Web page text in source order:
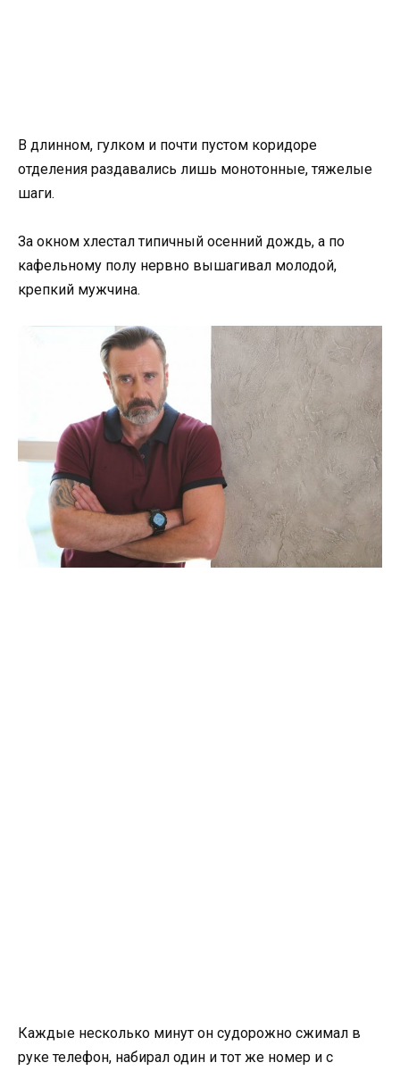
В длинном, гулком и почти пустом коридоре
отделения раздавались лишь монотонные, тяжелые
шаги.
За окном хлестал типичный осенний дождь, а по
кафельному полу нервно вышагивал молодой,
крепкий мужчина.
Каждые несколько минут он судорожно сжимал в
руке телефон, набирал один и тот же номер и с